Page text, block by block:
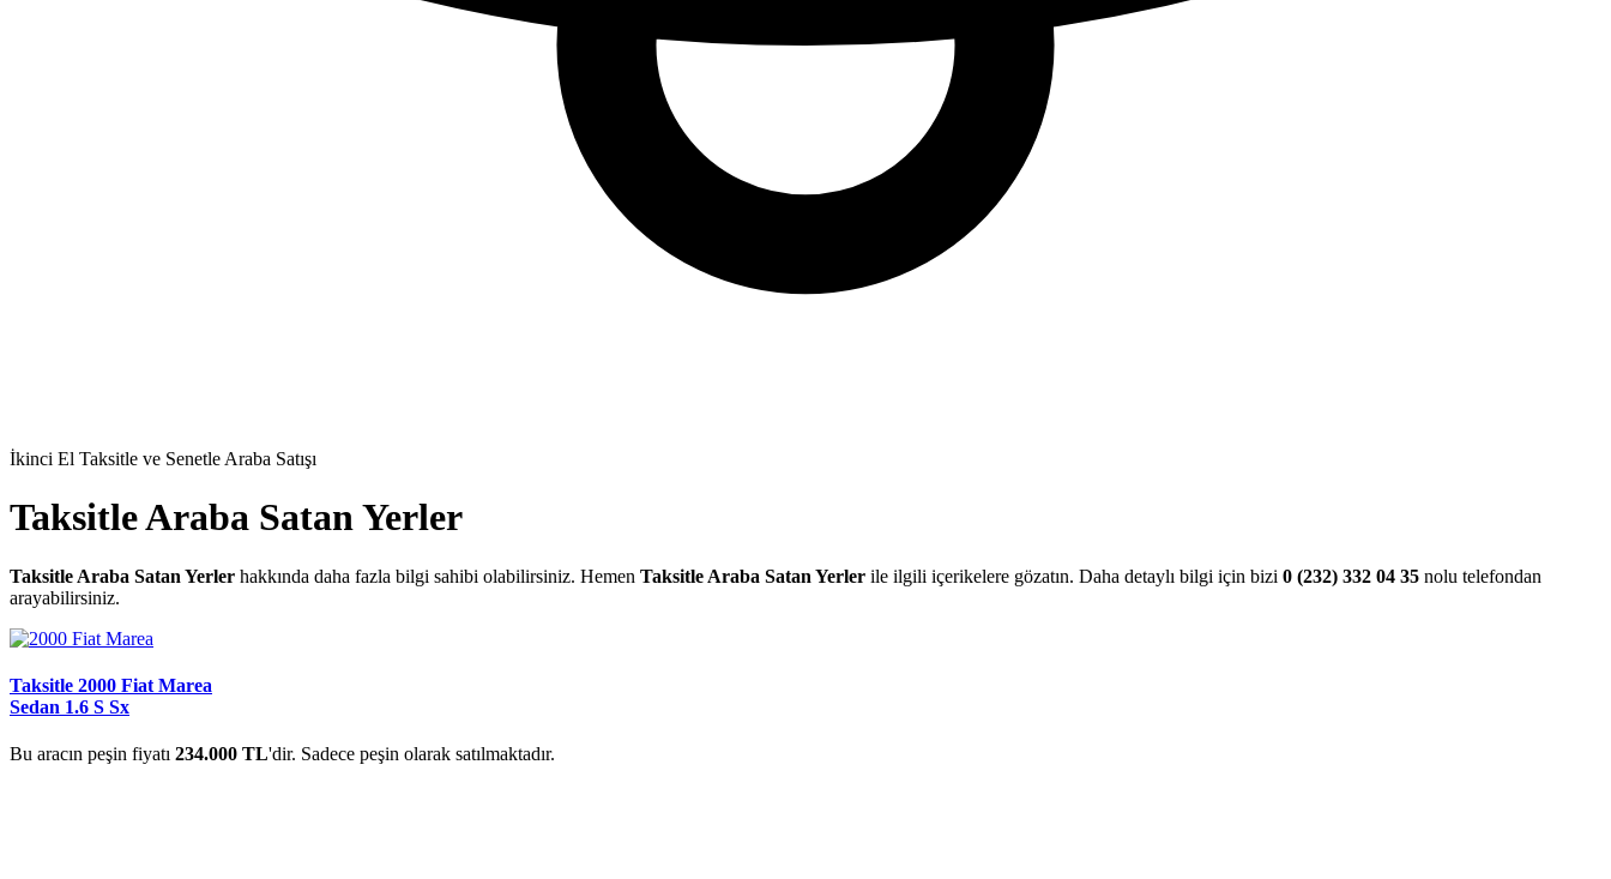
İkinci El Taksitle ve Senetle Araba Satışı
Taksitle Araba Satan Yerler
Taksitle Araba Satan Yerler hakkında daha fazla bilgi sahibi olabilirsiniz. Hemen Taksitle Araba Satan Yerler ile ilgili içerikelere gözatın. Daha detaylı bilgi için bizi 0 (232) 332 04 35 nolu telefondan
arayabilirsiniz.
Taksitle 2000 Fiat Marea
Sedan 1.6 S Sx
Bu aracın peşin fiyatı 234.000 TL'dir. Sadece peşin olarak satılmaktadır.